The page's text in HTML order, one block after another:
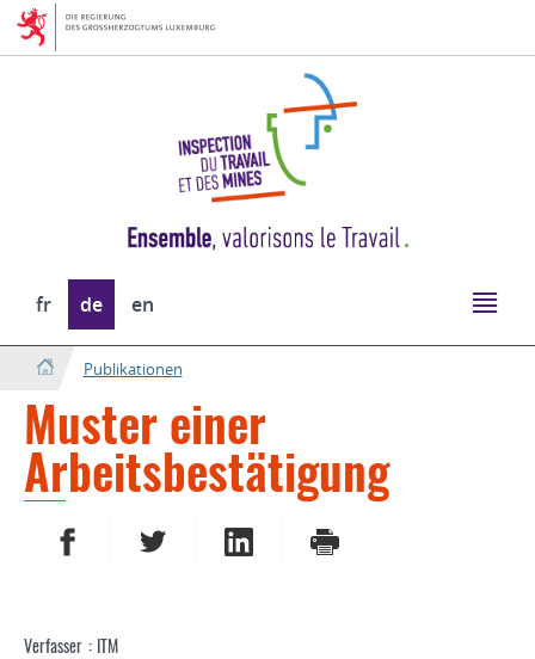
Zur
Navigation
Zum
Inhalt
Sprache
wechseln
fr de en
Publikationen
Muster einer
Arbeitsbestätigung
AUF FACEBOOK TEILENAUF TWITTER TEILENAUF LINKEDIN TEILEN
DRUCKEN
Verfasser
ITM